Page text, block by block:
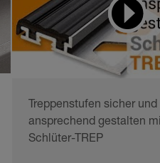
Treppenstufen sicher und
ansprechend gestalten
Schlüter-TREP